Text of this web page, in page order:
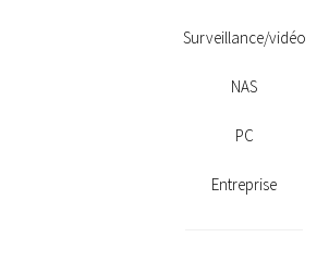
Surveillance/vidéo
NAS
PC
Entreprise